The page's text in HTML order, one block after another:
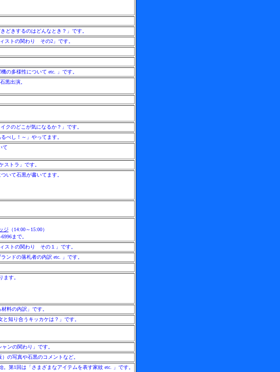
どきするのはどんなとき？」です。
ストの関わり その2」です。
の多様性について etc. 」です。
黒出演。
クのどこが気になるか？」です。
べし！～」やってます。
て
ストラ」です。
いて石黒が書いてます。
ジ （14:00～15:00）
まで。
ストの関わり その１」です。
ンドの落札者の内訳 etc. 」です。
す。
料の内訳」です。
知り合うキッカケは？」です。
ンの関わり」です。
の写真や石黒のコメントなど。
。第1回は「さまざまなアイテムを表す家紋 etc. 」です。